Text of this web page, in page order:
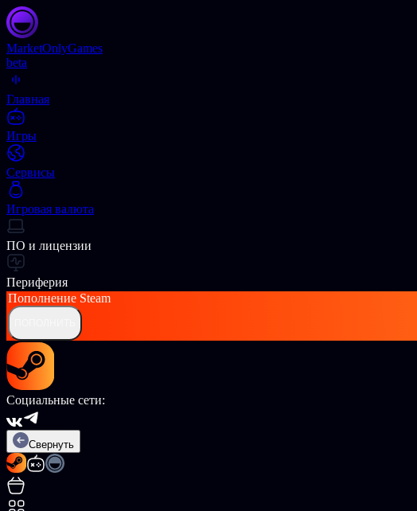
MarketOnlyGames
beta
Главная
Игры
Сервисы
Игровая валюта
ПО и лицензии
Периферия
Пополнение Steam
Социальные сети:
Свернуть